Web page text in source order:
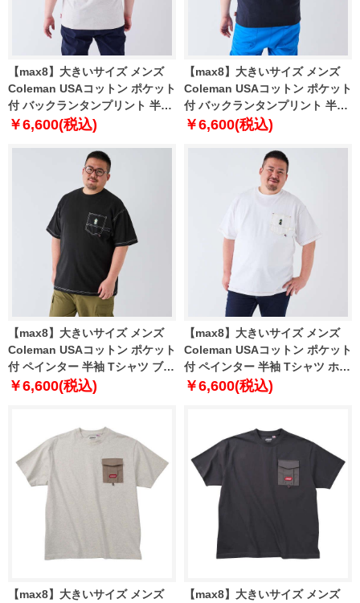
【max8】大きいサイズ メンズ
Coleman USAコットン ポケット
付 バックランタンプリント 半袖
Tシャツ オートミール 1278-
￥6,600(税込)
【max8】大きいサイズ メンズ
Coleman USAコットン ポケット
付 バックランタンプリント 半袖
Tシャツ ネイビー 1278-4208-2
￥6,600(税込)
【max8】大きいサイズ メンズ
Coleman USAコットン ポケット
付 ペインター 半袖 Tシャツ ブラ
ック 1278-4207-2 3L 4L 5L 6L
￥6,600(税込)
【max8】大きいサイズ メンズ
Coleman USAコットン ポケット
付 ペインター 半袖 Tシャツ ホワ
イト 1278-4207-1 3L 4L 5L 6L
￥6,600(税込)
【max8】大きいサイズ メンズ
【max8】大きいサイズ メンズ